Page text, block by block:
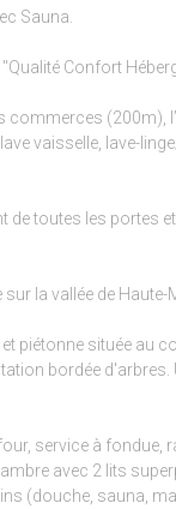
Sauna.
Confort
commerces (200m),
vaisselle, lave-
de toutes les portes
la vallée de Haute-
piétonne située au
bordée
service à
avec 2 lits
(douche, sauna,